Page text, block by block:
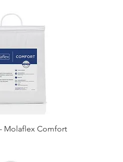
Molaflex Comfort